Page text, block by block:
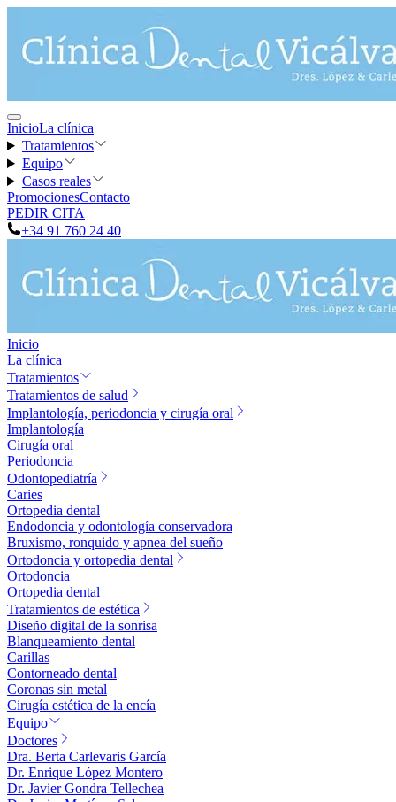
InicioLa clínica
Tratamientos
Equipo
Casos reales
PromocionesContacto
PEDIR CITA
+34 91 760 24 40
Inicio
La clínica
Tratamientos
Tratamientos de salud
Implantología, periodoncia y cirugía oral
Implantología
Cirugía oral
Periodoncia
Odontopediatría
Caries
Ortopedia dental
Endodoncia y odontología conservadora
Bruxismo, ronquido y apnea del sueño
Ortodoncia y ortopedia dental
Ortodoncia
Ortopedia dental
Tratamientos de estética
Diseño digital de la sonrisa
Blanqueamiento dental
Carillas
Contorneado dental
Coronas sin metal
Cirugía estética de la encía
Equipo
Doctores
Dra. Berta Carlevaris García
Dr. Enrique López Montero
Dr. Javier Gondra Tellechea